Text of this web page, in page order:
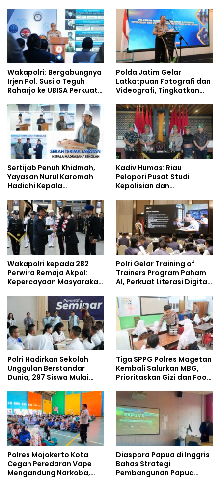
Siswa Sekolah Rakyat
Wakapolri: Bergabungnya
Irjen Pol. Susilo Teguh
Raharjo ke UBISA Perkuat
Studi Kepolisian
Polda Jatim Gelar
Latkatpuan Fotografi dan
Videografi, Tingkatkan
Era Digital
Sertijab Penuh Khidmah,
Yayasan Nurul Karomah
Hadiahi Kepala
Umrah
Kadiv Humas: Riau
Pelopori Pusat Studi
Kepolisian dan
Policing Masuki Babak
Wakapolri kepada 282
Perwira Remaja Akpol:
Kepercayaan Masyarakat
Polri Gelar Training of
Trainers Program Paham
AI, Perkuat Literasi Digital
Polri Hadirkan Sekolah
Unggulan Berstandar
Dunia, 297 Siswa Mulai
Tiga SPPG Polres Magetan
Kembali Salurkan MBG,
Prioritaskan Gizi dan Food
Polres Mojokerto Kota
Cegah Peredaran Vape
Mengandung Narkoba,
Diaspora Papua di Inggris
Bahas Strategi
Pembangunan Papua